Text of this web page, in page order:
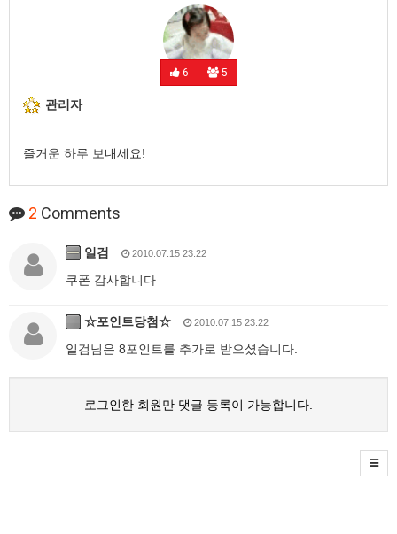
6 5
관리자
즐거운 하루 보내세요!
2 Comments
일검 2010.07.15 23:22
쿠폰 감사합니다
☆포인트당첨☆ 2010.07.15 23:22
일검님은 8포인트를 추가로 받으셨습니다.
로그인한 회원만 댓글 등록이 가능합니다.